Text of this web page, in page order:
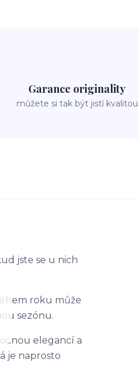
Garance originality
můžete si tak být jistí kvalitou
jste se u nich
roku může
sezónu.
elegancí a
je naprosto